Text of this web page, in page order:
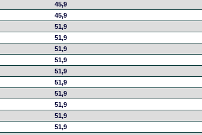
45,9
45,9
51,9
51,9
51,9
51,9
51,9
51,9
51,9
51,9
51,9
51,9